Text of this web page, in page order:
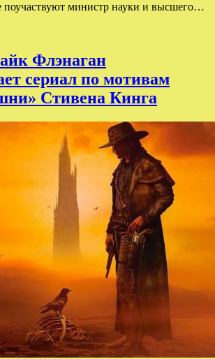
поучаствуют министр науки и высшего…
Флэнаган
сериал по мотивам
Стивена Кинга